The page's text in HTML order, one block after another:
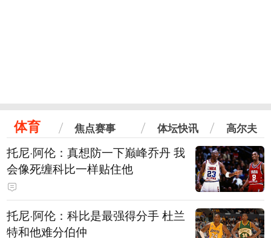
体育 焦点赛事 体坛快讯 高尔夫
托尼·阿伦：真想防一下巅峰乔丹 我
会像死缠科比一样贴住他
托尼·阿伦：科比是最强得分手 杜兰
特和他难分伯仲